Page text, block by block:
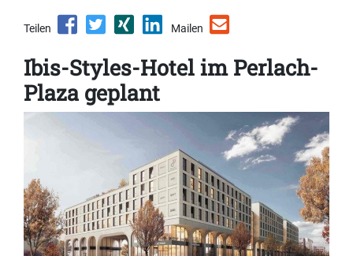
Teilen Mailen
Ibis-Styles-Hotel im Perlach-
Plaza geplant